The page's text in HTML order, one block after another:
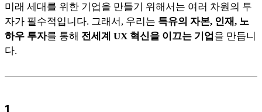
미래 세대를 위한 기업을 만들기 위해서는 여러 차원의 투
자가 필수적입니다. 그래서, 우리는 특유의 자본, 인재, 노
하우 투자를 통해 전세계 UX 혁신을 이끄는 기업 을 만듭니
다.
1